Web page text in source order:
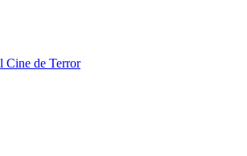
Cine de Terror